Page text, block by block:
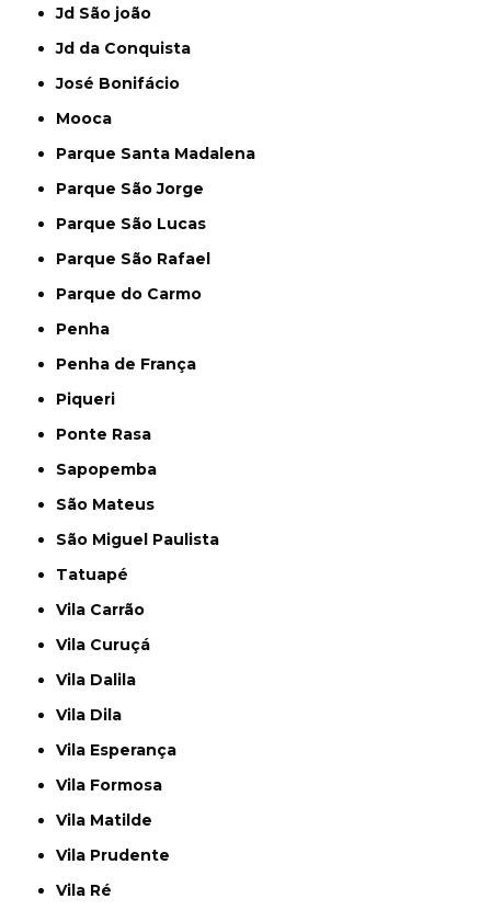
Jd São joão
Jd da Conquista
José Bonifácio
Mooca
Parque Santa Madalena
Parque São Jorge
Parque São Lucas
Parque São Rafael
Parque do Carmo
Penha
Penha de França
Piqueri
Ponte Rasa
Sapopemba
São Mateus
São Miguel Paulista
Tatuapé
Vila Carrão
Vila Curuçá
Vila Dalila
Vila Dila
Vila Esperança
Vila Formosa
Vila Matilde
Vila Prudente
Vila Ré